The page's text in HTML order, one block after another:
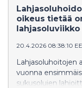
itsestäänselvyys.
joka koskettaa
viikko laajentaa
oikeus tietää
lahjasoluviikko
20.4.2026 08:38:10
Lahjasoluhoitojen
vuonna
sukusolujen